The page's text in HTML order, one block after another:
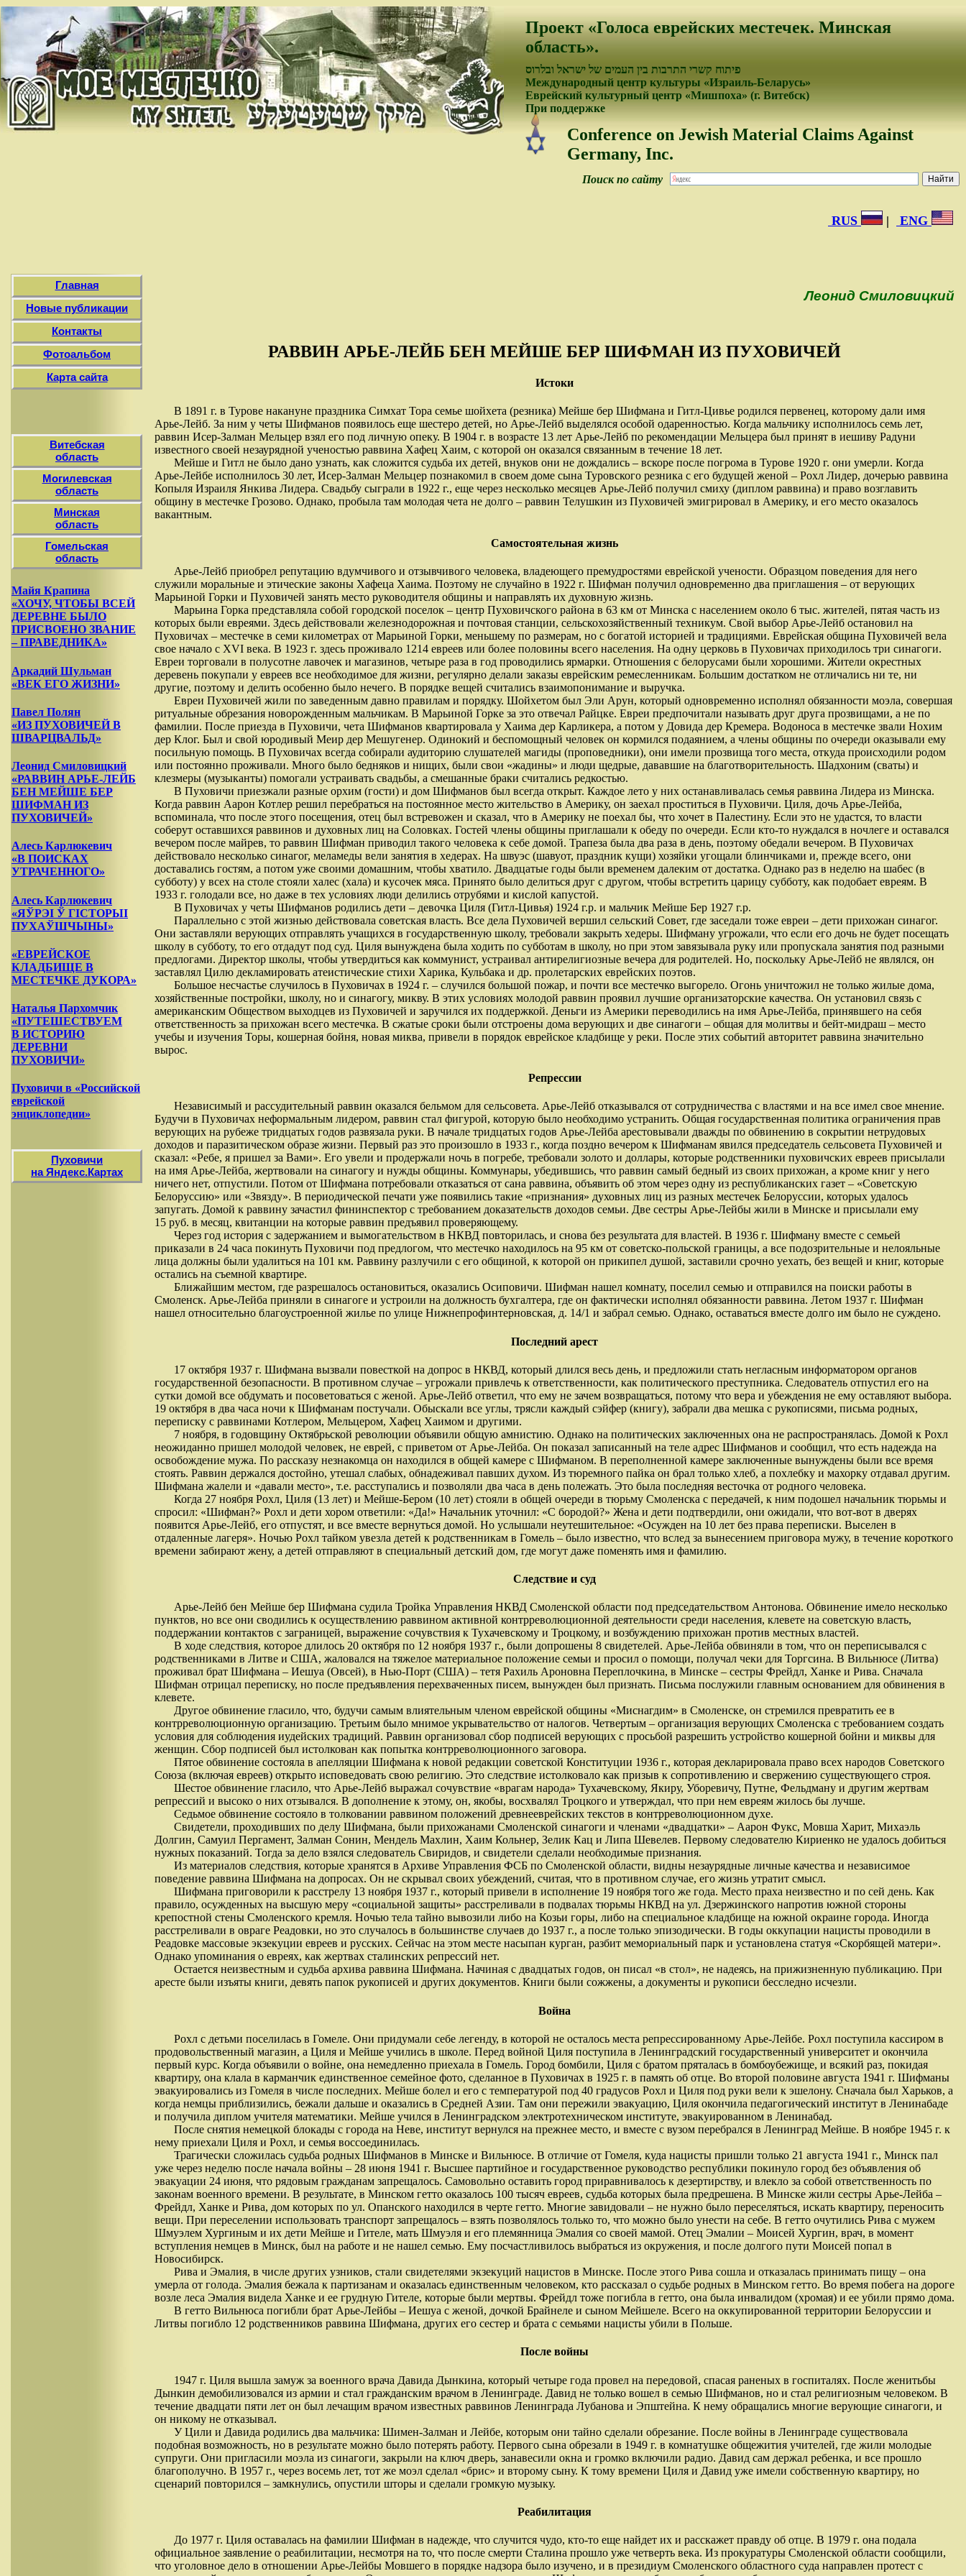
Проект «Голоса еврейских местечек. Минская
область».
פיתוח קשרי התרבות בין העמים של ישראל ובלרוס
Международный центр культуры «Израиль-Беларусь»
Еврейский культурный центр «Мишпоха» (г. Витебск)
При поддержке
Conference on Jewish Material Claims Against
Germany, Inc.
Поиск по сайту
RUS | ENG
Главная
Новые публикации
Контакты
Фотоальбом
Карта сайта
Витебская
область
Могилевская
область
Минская
область
Гомельская
область
Майя Крапина
«ХОЧУ, ЧТОБЫ ВСЕЙ
ДЕРЕВНЕ БЫЛО
ПРИСВОЕНО ЗВАНИЕ
– ПРАВЕДНИКА»
Аркадий Шульман
«ВЕК ЕГО ЖИЗНИ»
Павел Полян
«ИЗ ПУХОВИЧЕЙ В
ШВАРЦВАЛЬД»
Леонид Смиловицкий
«РАВВИН АРЬЕ-ЛЕЙБ
БЕН МЕЙШЕ БЕР
ШИФМАН ИЗ
ПУХОВИЧЕЙ»
Алесь Карлюкевич
«В ПОИСКАХ
УТРАЧЕННОГО»
Алесь Карлюкевич
«ЯЎРЭІ Ў ГІСТОРЫІ
ПУХАЎШЧЫНЫ»
«ЕВРЕЙСКОЕ
КЛАДБИЩЕ В
МЕСТЕЧКЕ ДУКОРА»
Наталья Пархомчик
«ПУТЕШЕСТВУЕМ
В ИСТОРИЮ
ДЕРЕВНИ
ПУХОВИЧИ»
Пуховичи в «Российской
еврейской
энциклопедии»
Пуховичи
на Яндекс.Картах
Леонид Смиловицкий
РАВВИН АРЬЕ-ЛЕЙБ БЕН МЕЙШЕ БЕР ШИФМАН ИЗ ПУХОВИЧЕЙ
Истоки
В 1891 г. в Турове накануне праздника Симхат Тора семье шойхета (резника) Мейше бер Шифмана и Гитл-Цивье родился первенец, которому дали имя
Арье-Лейб. За ним у четы Шифманов появилось еще шестеро детей, но Арье-Лейб выделялся особой одаренностью. Когда мальчику исполнилось семь лет,
раввин Исер-Залман Мельцер взял его под личную опеку. В 1904 г. в возрасте 13 лет Арье-Лейб по рекомендации Мельцера был принят в иешиву Радуни
известного своей незаурядной ученостью раввина Хафец Хаим, с которой он оказался связанным в течение 18 лет.
Мейше и Гитл не было дано узнать, как сложится судьба их детей, внуков они не дождались – вскоре после погрома в Турове 1920 г. они умерли. Когда
Арье-Лейбе исполнилось 30 лет, Исер-Залман Мельцер познакомил в своем доме сына Туровского резника с его будущей женой – Рохл Лидер, дочерью раввина
Копыля Израиля Янкива Лидера. Свадьбу сыграли в 1922 г., еще через несколько месяцев Арье-Лейб получил смиху (диплом раввина) и право возглавить
общину в местечке Грозово. Однако, пробыла там молодая чета не долго – раввин Телушкин из Пуховичей эмигрировал в Америку, и его место оказалось
вакантным.
Самостоятельная жизнь
Арье-Лейб приобрел репутацию вдумчивого и отзывчивого человека, владеющего премудростями еврейской учености. Образцом поведения для него
служили моральные и этические законы Хафеца Хаима. Поэтому не случайно в 1922 г. Шифман получил одновременно два приглашения – от верующих
Марьиной Горки и Пуховичей занять место руководителя общины и направлять их духовную жизнь.
Марьина Горка представляла собой городской поселок – центр Пуховичского района в 63 км от Минска с населением около 6 тыс. жителей, пятая часть из
которых были евреями. Здесь действовали железнодорожная и почтовая станции, сельскохозяйственный техникум. Свой выбор Арье-Лейб остановил на
Пуховичах – местечке в семи километрах от Марьиной Горки, меньшему по размерам, но с богатой историей и традициями. Еврейская община Пуховичей вела
свое начало с XVI века. В 1923 г. здесь проживало 1214 евреев или более половины всего населения. На одну церковь в Пуховичах приходилось три синагоги.
Евреи торговали в полусотне лавочек и магазинов, четыре раза в год проводились ярмарки. Отношения с белорусами были хорошими. Жители окрестных
деревень покупали у евреев все необходимое для жизни, регулярно делали заказы еврейским ремесленникам. Большим достатком не отличались ни те, ни
другие, поэтому и делить особенно было нечего. В порядке вещей считались взаимопонимание и выручка.
Евреи Пуховичей жили по заведенным давно правилам и порядку. Шойхетом был Эли Арун, который одновременно исполнял обязанности моэла, совершая
ритуальные обрезания новорожденным мальчикам. В Марьиной Горке за это отвечал Райцке. Евреи предпочитали называть друг друга прозвищами, а не по
фамилии. После приезда в Пуховичи, чета Шифманов квартировала у Хаима дер Карликера, а потом у Довида дер Кремера. Водоноса в местечке звали Нохим
дер Клог. Был и свой юродивый Меир дер Мешугенер. Одинокий и беспомощный человек он кормился подаянием, а члены общины по очереди оказывали ему
посильную помощь. В Пуховичах всегда собирали аудиторию слушателей магиды (проповедники), они имели прозвища того места, откуда происходили родом
или постоянно проживали. Много было бедняков и нищих, были свои «жадины» и люди щедрые, дававшие на благотворительность. Шадхоним (сваты) и
клезмеры (музыканты) помогали устраивать свадьбы, а смешанные браки считались редкостью.
В Пуховичи приезжали разные орхим (гости) и дом Шифманов был всегда открыт. Каждое лето у них останавливалась семья раввина Лидера из Минска.
Когда раввин Аарон Котлер решил перебраться на постоянное место жительство в Америку, он заехал проститься в Пуховичи. Циля, дочь Арье-Лейба,
вспоминала, что после этого посещения, отец был встревожен и сказал, что в Америку не поехал бы, что хочет в Палестину. Если это не удастся, то власти
соберут оставшихся раввинов и духовных лиц на Соловках. Гостей члены общины приглашали к обеду по очереди. Если кто-то нуждался в ночлеге и оставался
вечером после майрев, то раввин Шифман приводил такого человека к себе домой. Трапеза была два раза в день, поэтому обедали вечером. В Пуховичах
действовало несколько синагог, меламеды вели занятия в хедерах. На швуэс (шавуот, праздник кущи) хозяйки угощали блинчиками и, прежде всего, они
доставались гостям, а потом уже своими домашним, чтобы хватило. Двадцатые годы были временем далеким от достатка. Однако раз в неделю на шабес (в
субботу) у всех на столе стояли халес (хала) и кусочек мяса. Принято было делиться друг с другом, чтобы встретить царицу субботу, как подобает евреям. В
1933 г. голодали все, но даже в тех условиях люди делились отрубями и кислой капустой.
В Пуховичах у четы Шифманов родились дети – девочка Циля (Гитл-Цивья) 1924 г.р. и мальчик Мейше Бер 1927 г.р.
Параллельно с этой жизнью действовала советская власть. Все дела Пуховичей вершил сельский Совет, где заседали тоже евреи – дети прихожан синагог.
Они заставляли верующих отправлять учащихся в государственную школу, требовали закрыть хедеры. Шифману угрожали, что если его дочь не будет посещать
школу в субботу, то его отдадут под суд. Циля вынуждена была ходить по субботам в школу, но при этом завязывала руку или пропускала занятия под разными
предлогами. Директор школы, чтобы утвердиться как коммунист, устраивал антирелигиозные вечера для родителей. Но, поскольку Арье-Лейб не являлся, он
заставлял Цилю декламировать атеистические стихи Харика, Кульбака и др. пролетарских еврейских поэтов.
Большое несчастье случилось в Пуховичах в 1924 г. – случился большой пожар, и почти все местечко выгорело. Огонь уничтожил не только жилые дома,
хозяйственные постройки, школу, но и синагогу, микву. В этих условиях молодой раввин проявил лучшие организаторские качества. Он установил связь с
американским Обществом выходцев из Пуховичей и заручился их поддержкой. Деньги из Америки переводились на имя Арье-Лейба, принявшего на себя
ответственность за прихожан всего местечка. В сжатые сроки были отстроены дома верующих и две синагоги – общая для молитвы и бейт-мидраш – место
учебы и изучения Торы, кошерная бойня, новая миква, привели в порядок еврейское кладбище у реки. После этих событий авторитет раввина значительно
вырос.
Репрессии
Независимый и рассудительный раввин оказался бельмом для сельсовета. Арье-Лейб отказывался от сотрудничества с властями и на все имел свое мнение.
Будучи в Пуховичах неформальным лидером, раввин стал фигурой, которую было необходимо устранить. Общая государственная политика ограничения прав
верующих на рубеже тридцатых годов развязала руки. В начале тридцатых годов Арье-Лейба арестовывали дважды по обвинению в сокрытии нетрудовых
доходов и паразитическом образе жизни. Первый раз это произошло в 1933 г., когда поздно вечером к Шифманам явился председатель сельсовета Пуховичей и
сказал: «Ребе, я пришел за Вами». Его увели и продержали ночь в погребе, требовали золото и доллары, которые родственники пуховичских евреев присылали
на имя Арье-Лейба, жертвовали на синагогу и нужды общины. Коммунары, убедившись, что раввин самый бедный из своих прихожан, а кроме книг у него
ничего нет, отпустили. Потом от Шифмана потребовали отказаться от сана раввина, объявить об этом через одну из республиканских газет – «Советскую
Белоруссию» или «Звязду». В периодической печати уже появились такие «признания» духовных лиц из разных местечек Белоруссии, которых удалось
запугать. Домой к раввину зачастил фининспектор с требованием доказательств доходов семьи. Две сестры Арье-Лейбы жили в Минске и присылали ему
15 руб. в месяц, квитанции на которые раввин предъявил проверяющему.
Через год история с задержанием и вымогательством в НКВД повторилась, и снова без результата для властей. В 1936 г. Шифману вместе с семьей
приказали в 24 часа покинуть Пуховичи под предлогом, что местечко находилось на 95 км от советско-польской границы, а все подозрительные и нелояльные
лица должны были удалиться на 101 км. Раввину разлучили с его общиной, к которой он прикипел душой, заставили срочно уехать, без вещей и книг, которые
остались на съемной квартире.
Ближайшим местом, где разрешалось остановиться, оказались Осиповичи. Шифман нашел комнату, поселил семью и отправился на поиски работы в
Смоленск. Арье-Лейба приняли в синагоге и устроили на должность бухгалтера, где он фактически исполнял обязанности раввина. Летом 1937 г. Шифман
нашел относительно благоустроенной жилье по улице Нижнепрофинтерновская, д. 14/1 и забрал семью. Однако, оставаться вместе долго им было не суждено.
Последний арест
17 октября 1937 г. Шифмана вызвали повесткой на допрос в НКВД, который длился весь день, и предложили стать негласным информатором органов
государственной безопасности. В противном случае – угрожали привлечь к ответственности, как политического преступника. Следователь отпустил его на
сутки домой все обдумать и посоветоваться с женой. Арье-Лейб ответил, что ему не зачем возвращаться, потому что вера и убеждения не ему оставляют выбора.
19 октября в два часа ночи к Шифманам постучали. Обыскали все углы, трясли каждый сэйфер (книгу), забрали два мешка с рукописями, письма родных,
переписку с раввинами Котлером, Мельцером, Хафец Хаимом и другими.
7 ноября, в годовщину Октябрьской революции объявили общую амнистию. Однако на политических заключенных она не распространялась. Домой к Рохл
неожиданно пришел молодой человек, не еврей, с приветом от Арье-Лейба. Он показал записанный на теле адрес Шифманов и сообщил, что есть надежда на
освобождение мужа. По рассказу незнакомца он находился в общей камере с Шифманом. В переполненной камере заключенные вынуждены были все время
стоять. Раввин держался достойно, утешал слабых, обнадеживал павших духом. Из тюремного пайка он брал только хлеб, а похлебку и махорку отдавал другим.
Шифмана жалели и «давали место», т.е. расступались и позволяли два часа в день полежать. Это была последняя весточка от родного человека.
Когда 27 ноября Рохл, Циля (13 лет) и Мейше-Бером (10 лет) стояли в общей очереди в тюрьму Смоленска с передачей, к ним подошел начальник тюрьмы и
спросил: «Шифман?» Рохл и дети хором ответили: «Да!» Начальник уточнил: «С бородой?» Жена и дети подтвердили, они ожидали, что вот-вот в дверях
появится Арье-Лейб, его отпустят, и все вместе вернуться домой. Но услышали неутешительное: «Осужден на 10 лет без права переписки. Выселен в
отдаленные лагеря». Ночью Рохл тайком увезла детей к родственникам в Гомель – было известно, что вслед за вынесением приговора мужу, в течение короткого
времени забирают жену, а детей отправляют в специальный детский дом, где могут даже поменять имя и фамилию.
Следствие и суд
Арье-Лейб бен Мейше бер Шифмана судила Тройка Управления НКВД Смоленской области под председательством Антонова. Обвинение имело несколько
пунктов, но все они сводились к осуществлению раввином активной контрреволюционной деятельности среди населения, клевете на советскую власть,
поддержании контактов с заграницей, выражение сочувствия к Тухачевскому и Троцкому, и возбуждению прихожан против местных властей.
В ходе следствия, которое длилось 20 октября по 12 ноября 1937 г., были допрошены 8 свидетелей. Арье-Лейба обвиняли в том, что он переписывался с
родственниками в Литве и США, жаловался на тяжелое материальное положение семьи и просил о помощи, получал чеки для Торгсина. В Вильнюсе (Литва)
проживал брат Шифмана – Иешуа (Овсей), в Нью-Порт (США) – тетя Рахиль Ароновна Переплочкина, в Минске – сестры Фрейдл, Ханке и Рива. Сначала
Шифман отрицал переписку, но после предъявления перехваченных писем, вынужден был признать. Письма послужили главным основанием для обвинения в
клевете.
Другое обвинение гласило, что, будучи самым влиятельным членом еврейской общины «Миснагдим» в Смоленске, он стремился превратить ее в
контрреволюционную организацию. Третьим было мнимое укрывательство от налогов. Четвертым – организация верующих Смоленска с требованием создать
условия для соблюдения иудейских традиций. Раввин организовал сбор подписей верующих с просьбой разрешить устройство кошерной бойни и миквы для
женщин. Сбор подписей был истолкован как попытка контрреволюционного заговора.
Пятое обвинение состояла в апелляции Шифмана к новой редакции советской Конституции 1936 г., которая декларировала право всех народов Советского
Союза (включая евреев) открыто исповедовать свою религию. Это следствие истолковало как призыв к сопротивлению и свержению существующего строя.
Шестое обвинение гласило, что Арье-Лейб выражал сочувствие «врагам народа» Тухачевскому, Якиру, Уборевичу, Путне, Фельдману и другим жертвам
репрессий и высоко о них отзывался. В дополнение к этому, он, якобы, восхвалял Троцкого и утверждал, что при нем евреям жилось бы лучше.
Седьмое обвинение состояло в толковании раввином положений древнееврейских текстов в контрреволюционном духе.
Свидетели, проходивших по делу Шифмана, были прихожанами Смоленской синагоги и членами «двадцатки» – Аарон Фукс, Мовша Харит, Михаэль
Долгин, Самуил Пергамент, Залман Сонин, Мендель Махлин, Хаим Кольнер, Зелик Кац и Липа Шевелев. Первому следователю Кириенко не удалось добиться
нужных показаний. Тогда за дело взялся следователь Свиридов, и свидетели сделали необходимые признания.
Из материалов следствия, которые хранятся в Архиве Управления ФСБ по Смоленской области, видны незаурядные личные качества и независимое
поведение раввина Шифмана на допросах. Он не скрывал своих убеждений, считая, что в противном случае, его жизнь утратит смысл.
Шифмана приговорили к расстрелу 13 ноября 1937 г., который привели в исполнение 19 ноября того же года. Место праха неизвестно и по сей день. Как
правило, осужденных на высшую меру «социальной защиты» расстреливали в подвалах тюрьмы НКВД на ул. Дзержинского напротив южной стороны
крепостной стены Смоленского кремля. Ночью тела тайно вывозили либо на Козьи горы, либо на специальное кладбище на южной окраине города. Иногда
расстреливали в овраге Реадовки, но это случалось в большинстве случаев до 1937 г., а после только эпизодически. В годы оккупации нацисты проводили в
Реадовке массовые экзекуции евреев и русских. Сейчас на этом месте насыпан курган, разбит мемориальный парк и установлена статуя «Скорбящей матери».
Однако упоминания о евреях, как жертвах сталинских репрессий нет.
Остается неизвестным и судьба архива раввина Шифмана. Начиная с двадцатых годов, он писал «в стол», не надеясь, на прижизненную публикацию. При
аресте были изъяты книги, девять папок рукописей и других документов. Книги были сожжены, а документы и рукописи бесследно исчезли.
Война
Рохл с детьми поселилась в Гомеле. Они придумали себе легенду, в которой не осталось места репрессированному Арье-Лейбе. Рохл поступила кассиром в
продовольственный магазин, а Циля и Мейше учились в школе. Перед войной Циля поступила в Ленинградский государственный университет и окончила
первый курс. Когда объявили о войне, она немедленно приехала в Гомель. Город бомбили, Циля с братом пряталась в бомбоубежище, и всякий раз, покидая
квартиру, она клала в карманчик единственное семейное фото, сделанное в Пуховичах в 1925 г. в память об отце. Во второй половине августа 1941 г. Шифманы
эвакуировались из Гомеля в числе последних. Мейше болел и его с температурой под 40 градусов Рохл и Циля под руки вели к эшелону. Сначала был Харьков, а
когда немцы приблизились, бежали дальше и оказались в Средней Азии. Там они пережили эвакуацию, Циля окончила педагогический институт в Ленинабаде
и получила диплом учителя математики. Мейше учился в Ленинградском электротехническом институте, эвакуированном в Ленинабад.
После снятия немецкой блокады с города на Неве, институт вернулся на прежнее место, и вместе с вузом перебрался в Ленинград Мейше. В ноябре 1945 г. к
нему приехали Циля и Рохл, и семья воссоединилась.
Трагически сложилась судьба родных Шифманов в Минске и Вильнюсе. В отличие от Гомеля, куда нацисты пришли только 21 августа 1941 г., Минск пал
уже через неделю после начала войны – 28 июня 1941 г. Высшее партийное и государственное руководство республики покинуло город без объявления об
эвакуации 24 июня, что рядовым гражданам запрещалось. Самовольно оставить город приравнивалось к дезертирству, и влекло за собой ответственность по
законам военного времени. В результате, в Минском гетто оказалось 100 тысяч евреев, судьба которых была предрешена. В Минске жили сестры Арье-Лейба –
Фрейдл, Ханке и Рива, дом которых по ул. Опанского находился в черте гетто. Многие завидовали – не нужно было переселяться, искать квартиру, переносить
вещи. При переселении использовать транспорт запрещалось – взять позволялось только то, что можно было унести на себе. В гетто очутились Рива с мужем
Шмуэлем Хургиным и их дети Мейше и Гителе, мать Шмуэля и его племянница Эмалия со своей мамой. Отец Эмалии – Моисей Хургин, врач, в момент
вступления немцев в Минск, был на работе и не нашел семью. Ему посчастливилось выбраться из окружения, и после долгого пути Моисей попал в
Новосибирск.
Рива и Эмалия, в числе других узников, стали свидетелями экзекуций нацистов в Минске. После этого Рива сошла и отказалась принимать пищу – она
умерла от голода. Эмалия бежала к партизанам и оказалась единственным человеком, кто рассказал о судьбе родных в Минском гетто. Во время побега на дороге
возле леса Эмалия видела Ханке и ее грудную Гителе, которые были мертвы. Фрейдл тоже погибла в гетто, она была инвалидом (хромая) и ее убили прямо дома.
В гетто Вильнюса погибли брат Арье-Лейбы – Иешуа с женой, дочкой Брайнеле и сыном Мейшеле. Всего на оккупированной территории Белоруссии и
Литвы погибло 12 родственников раввина Шифмана, других его сестер и брата с семьями нацисты убили в Польше.
После войны
1947 г. Циля вышла замуж за военного врача Давида Дынкина, который четыре года провел на передовой, спасая раненых в госпиталях. После женитьбы
Дынкин демобилизовался из армии и стал гражданским врачом в Ленинграде. Давид не только вошел в семью Шифманов, но и стал религиозным человеком. В
течение двадцати пяти лет он был лечащим врачом известных раввинов Ленинграда Лубанова и Эпштейна. К нему обращались многие верующие синагоги, и
он никому не отказывал.
У Цили и Давида родились два мальчика: Шимен-Залман и Лейбе, которым они тайно сделали обрезание. После войны в Ленинграде существовала
подобная возможность, но в результате можно было потерять работу. Первого сына обрезали в 1949 г. в комнатушке общежития учителей, где жили молодые
супруги. Они пригласили моэла из синагоги, закрыли на ключ дверь, занавесили окна и громко включили радио. Давид сам держал ребенка, и все прошло
благополучно. В 1957 г., через восемь лет, тот же моэл сделал «брис» и второму сыну. К тому времени Циля и Давид уже имели собственную квартиру, но
сценарий повторился – замкнулись, опустили шторы и сделали громкую музыку.
Реабилитация
До 1977 г. Циля оставалась на фамилии Шифман в надежде, что случится чудо, кто-то еще найдет их и расскажет правду об отце. В 1979 г. она подала
официальное заявление о реабилитации, несмотря на то, что после смерти Сталина прошло уже четверть века. Из прокуратуры Смоленской области сообщили,
что уголовное дело в отношении Арье-Лейбы Мовшего в порядке надзора было изучено, и в президиум Смоленского областного суда направлен протест с